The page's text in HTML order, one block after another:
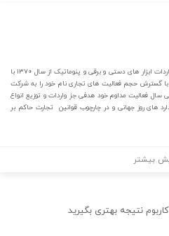
شرکت گل ابزار درخشان فعالیت خود را در زمینه واردات ابزار های دستی و برقی و پنوماتیک از سال ۱۳۷۰ با
ابزار آوران درخشان شروع کرد و در سال ۱۳۷۲ با گسترش حجم فعالیت های تجاری نام خود را به شرکت
فعالیت مداوم خود هدفی جز واردات و توزیع انواع
های روز جهانی و در چارچوب قوانین تجارت حاکم بر
بیشتر
کاربوم نتیجه بهتری بگیرید